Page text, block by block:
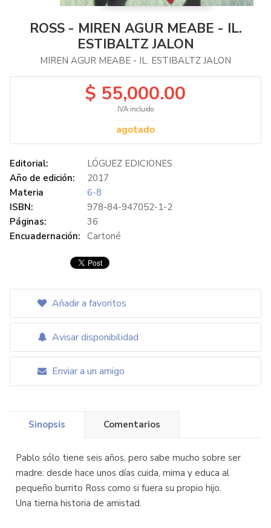
ROSS - MIREN AGUR MEABE - IL.
ESTIBALTZ JALON
MIREN AGUR MEABE - IL. ESTIBALTZ JALON
$ 55,000.00
IVA incluido
agotado
Editorial:
LÓGUEZ EDICIONES
Año de edición:
2017
Materia
6-8
ISBN:
978-84-947052-1-2
Páginas:
36
Encuadernación: Cartoné
Añadir a favoritos
Avisar disponibilidad
Enviar a un amigo
Sinopsis Comentarios
Pablo sólo tiene seis años, pero sabe mucho sobre ser
madre: desde hace unos días cuida, mima y educa al
pequeño burrito Ross como si fuera su propio hijo.
Una tierna historia de amistad.